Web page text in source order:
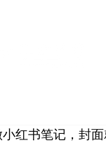
小红书笔记，封